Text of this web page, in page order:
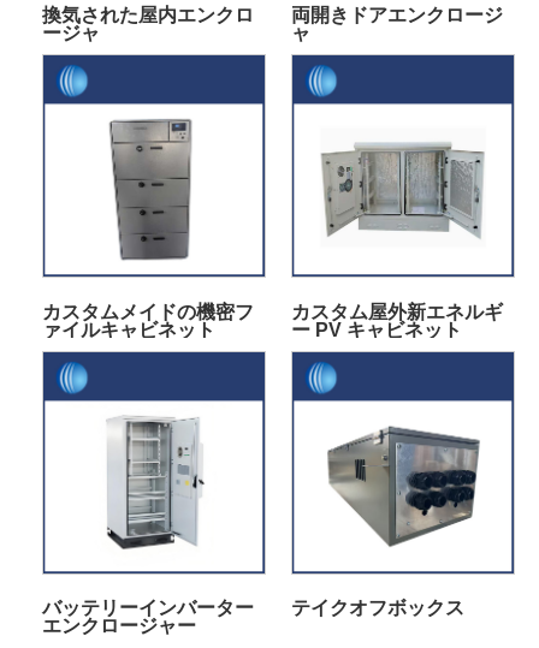
換気された屋内エンクロ
ージャ
両開きドアエンクロージ
ャ
カスタムメイドの機密フ
ァイルキャビネット
カスタム屋外新エネルギ
ー PV キャビネット
バッテリーインバーター
エンクロージャー
テイクオフボックス